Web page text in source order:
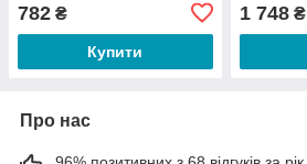
782 ₴
Купити
1 748₴
Про нас